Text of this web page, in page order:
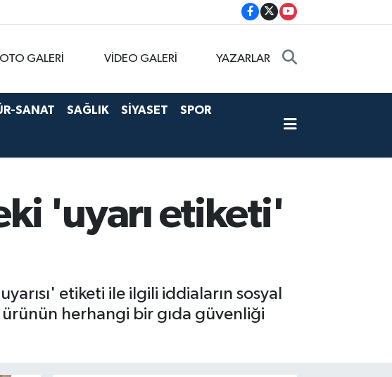
GALERİ VİDEO GALERİ YAZARLAR
SANAT SAĞLIK SİYASET SPOR
'uyarı etiketi'
etiketi ile ilgili iddiaların sosyal
ürünün herhangi bir gıda güvenliği